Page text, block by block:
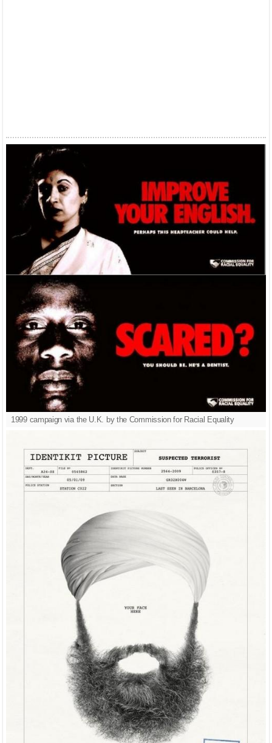
1999 campaign via the U.K. by the Commission for Racial Equality